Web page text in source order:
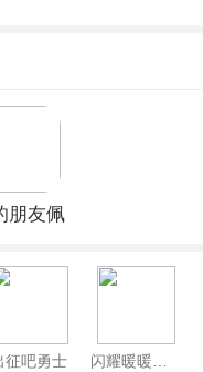
朋友佩
手机版
征吧勇士 闪耀暖暖官服